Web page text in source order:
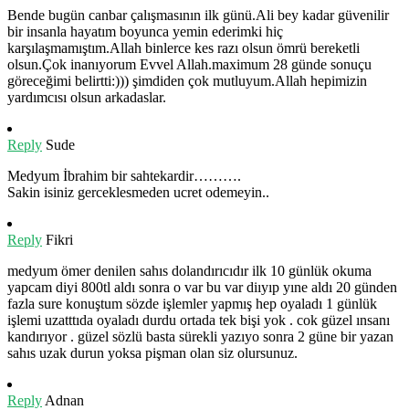
Bende bugün canbar çalışmasının ilk günü.Ali bey kadar güvenilir
bir insanla hayatım boyunca yemin ederimki hiç
karşılaşmamıştım.Allah binlerce kes razı olsun ömrü bereketli
olsun.Çok inanıyorum Evvel Allah.maximum 28 günde sonuçu
göreceğimi belirtti:))) şimdiden çok mutluyum.Allah hepimizin
yardımcısı olsun arkadaslar.
Reply Sude
Medyum İbrahim bir sahtekardir……….
Sakin isiniz gerceklesmeden ucret odemeyin..
Reply Fikri
medyum ömer denilen sahıs dolandırıcıdır ilk 10 günlük okuma
yapcam diyi 800tl aldı sonra o var bu var diıyıp yıne aldı 20 günden
fazla sure konuştum sözde işlemler yapmış hep oyaladı 1 günlük
işlemi uzatttıda oyaladı durdu ortada tek bişi yok . cok güzel ınsanı
kandırıyor . güzel sözlü basta sürekli yazıyo sonra 2 güne bir yazan
sahıs uzak durun yoksa pişman olan siz olursunuz.
Reply Adnan